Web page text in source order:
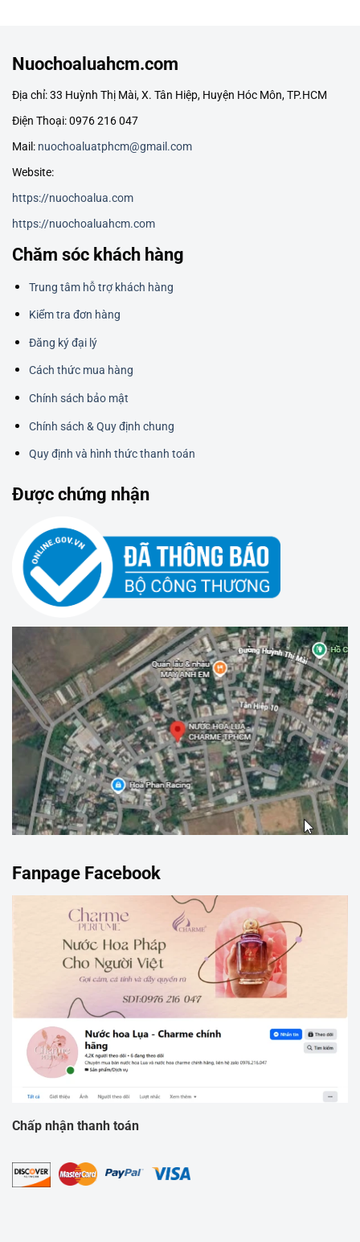
Nuochoaluahcm.com
Địa chỉ: 33 Huỳnh Thị Mài, X. Tân Hiệp, Huyện Hóc Môn, TP.HCM
Điện Thoại: 0976 216 047
Mail: nuochoaluatphcm@gmail.com
Website:
https://nuochoalua.com
https://nuochoaluahcm.com
Chăm sóc khách hàng
Trung tâm hỗ trợ khách hàng
Kiểm tra đơn hàng
Đăng ký đại lý
Cách thức mua hàng
Chính sách bảo mật
Chính sách & Quy định chung
Quy định và hình thức thanh toán
Được chứng nhận
Fanpage Facebook
Chấp nhận thanh toán